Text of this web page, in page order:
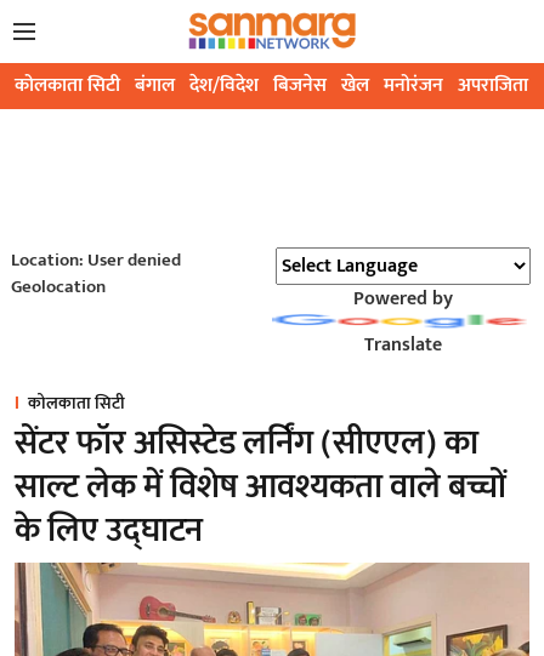
कोलकाता सिटी बंगाल देश/विदेश बिजनेस खेल मनोरंजन अपराजिता
Location: User denied
Geolocation
Powered by
Translate
कोलकाता सिटी
सेंटर फॉर असिस्टेड लर्निंग (सीएएल) का
साल्ट लेक में विशेष आवश्यकता वाले बच्चों
के लिए उद्घाटन